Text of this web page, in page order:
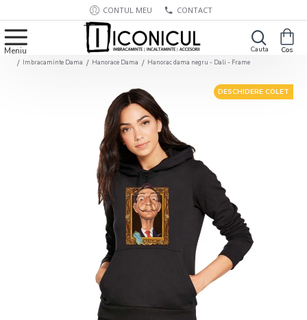
CONTUL MEU CONTACT
Imbracaminte Dama Hanorace Dama Hanorac dama negru - Dali - Frame
DESCHIDERE COLET